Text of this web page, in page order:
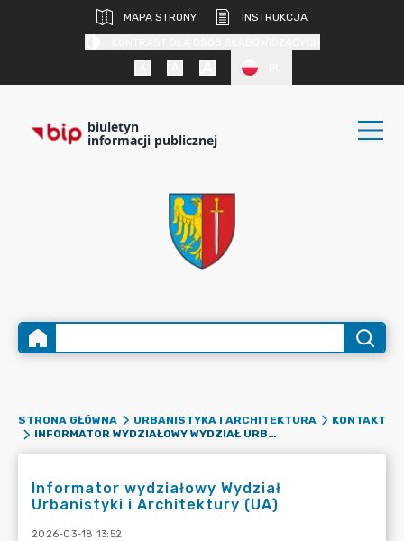
MAPA STRONY
INSTRUKCJA
biuletyn
informacji publicznej
STRONA GŁÓWNA URBANISTYKA I ARCHITEKTURA
KONTAKT
INFORMATOR WYDZIAŁOWY WYDZIAŁ URBANISTYKI I ARCHITEKTURY (UA)
Informator wydziałowy Wydział
Urbanistyki i Architektury (UA)
2026-03-18 13:52